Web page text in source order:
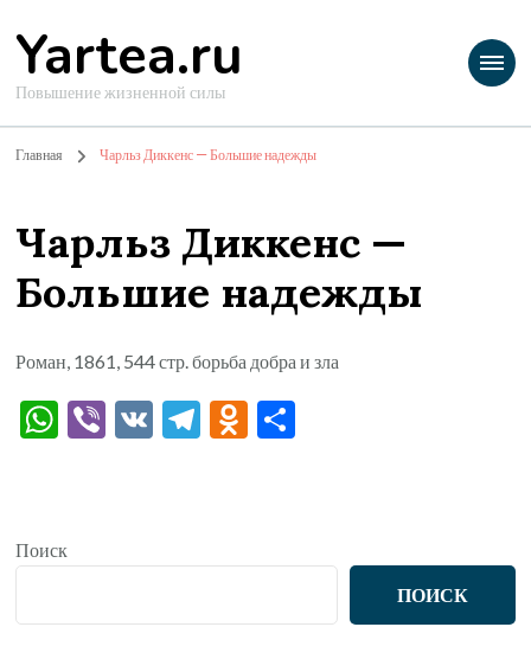
Yartea.ru
Повышение жизненной силы
Главная Чарльз Диккенс — Большие надежды
Чарльз Диккенс —
Большие надежды
Роман, 1861, 544 стр. борьба добра и зла
WhatsApp
Viber
VK Telegram
Odnoklassniki
Поиск
ПОИСК